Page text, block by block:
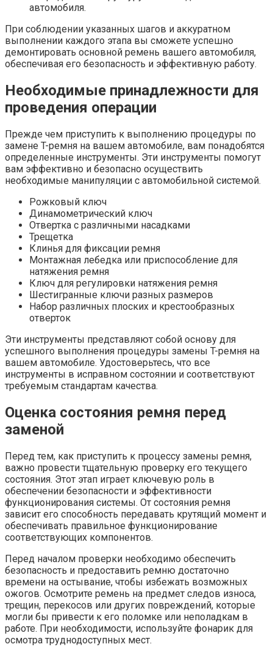
автомобиля.
При соблюдении указанных шагов и аккуратном
выполнении каждого этапа вы сможете успешно
демонтировать основной ремень вашего автомобиля,
обеспечивая его безопасность и эффективную работу.
Необходимые принадлежности для
проведения операции
Прежде чем приступить к выполнению процедуры по
замене T-ремня на вашем автомобиле, вам понадобятся
определенные инструменты. Эти инструменты помогут
вам эффективно и безопасно осуществить
необходимые манипуляции с автомобильной системой.
Рожковый ключ
Динамометрический ключ
Отвертка с различными насадками
Трещетка
Клинья для фиксации ремня
Монтажная лебедка или приспособление для
натяжения ремня
Ключ для регулировки натяжения ремня
Шестигранные ключи разных размеров
Набор различных плоских и крестообразных
отверток
Эти инструменты представляют собой основу для
успешного выполнения процедуры замены T-ремня на
вашем автомобиле. Удостоверьтесь, что все
инструменты в исправном состоянии и соответствуют
требуемым стандартам качества.
Оценка состояния ремня перед
заменой
Перед тем, как приступить к процессу замены ремня,
важно провести тщательную проверку его текущего
состояния. Этот этап играет ключевую роль в
обеспечении безопасности и эффективности
функционирования системы. От состояния ремня
зависит его способность передавать крутящий момент и
обеспечивать правильное функционирование
соответствующих компонентов.
Перед началом проверки необходимо обеспечить
безопасность и предоставить ремню достаточно
времени на остывание, чтобы избежать возможных
ожогов. Осмотрите ремень на предмет следов износа,
трещин, перекосов или других повреждений, которые
могли бы привести к его поломке или неполадкам в
работе. При необходимости, используйте фонарик для
осмотра труднодоступных мест.